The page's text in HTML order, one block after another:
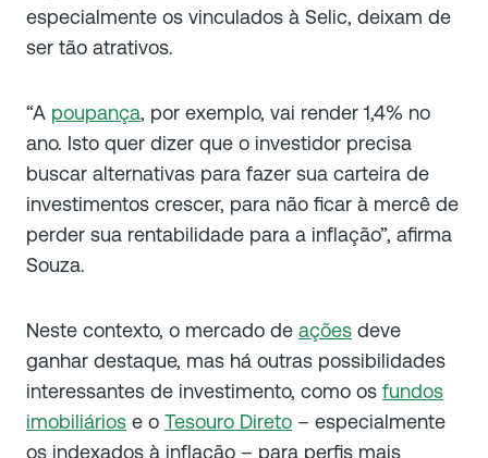
especialmente os vinculados à Selic, deixam de
ser tão atrativos.
“A poupança, por exemplo, vai render 1,4% no
ano. Isto quer dizer que o investidor precisa
buscar alternativas para fazer sua carteira de
investimentos crescer, para não ficar à mercê de
perder sua rentabilidade para a inflação”, afirma
Souza.
Neste contexto, o mercado de ações deve
ganhar destaque, mas há outras possibilidades
interessantes de investimento, como os fundos
imobiliários e o Tesouro Direto – especialmente
os indexados à inflação – para perfis mais